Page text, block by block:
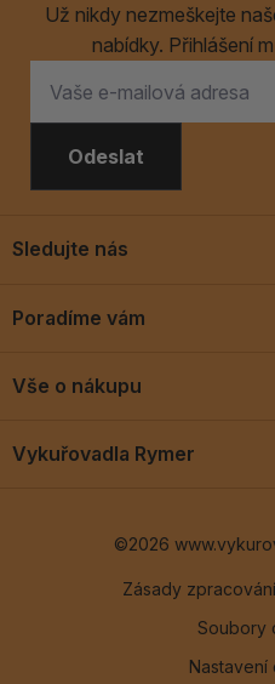
Už nikdy nezmeškejte
nabídky. Přihlášení
Odeslat
Poradíme vám
Blog
Vše o nákupu
Vykuřovadla Rymer
Sledujte nás
©2026
Zásady
Soubory
Nastavení